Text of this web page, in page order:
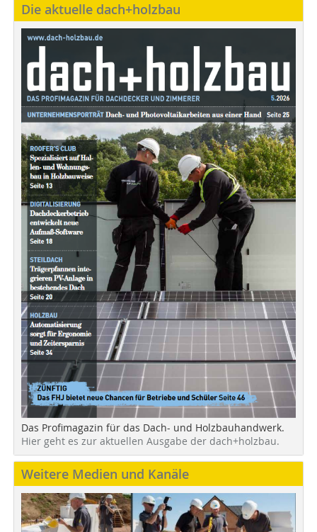
Die aktuelle dach+holzbau
Das Profimagazin für das Dach- und Holzbauhandwerk.
Hier geht es zur aktuellen Ausgabe der dach+holzbau.
Weitere Medien und Kanäle